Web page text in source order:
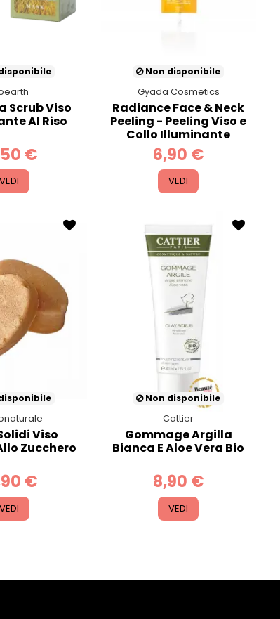
Scrub Viso
Al Riso
€
VEDI
Non disponibile
Gyada Cosmetics
Radiance Face & Neck
Peeling - Peeling Viso e
Collo Illuminante
6,90 €
VEDI
Viso
Zucchero
€
VEDI
Non disponibile
Cattier
Gommage Argilla
Bianca E Aloe Vera Bio
8,90 €
VEDI